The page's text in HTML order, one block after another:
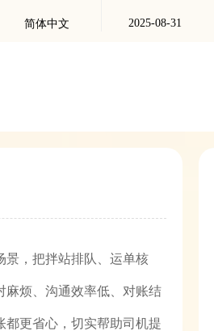
简体中文 2025-08-31
景，把拌站排队、运单核
麻烦、沟通效率低、对账结
都更省心，切实帮助司机提